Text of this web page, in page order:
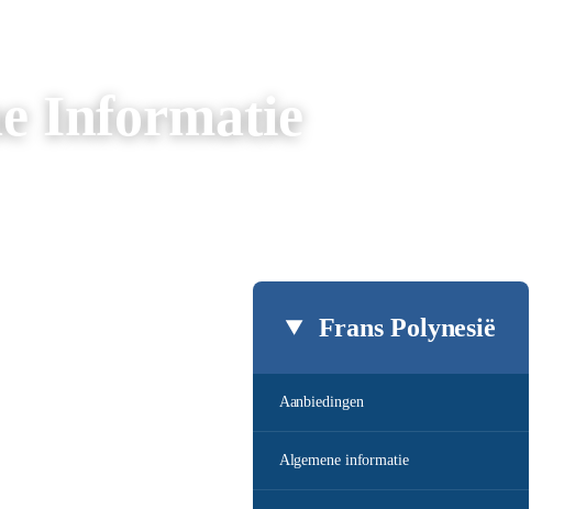
Informatie
Frans Polynesië
Aanbiedingen
Algemene informatie